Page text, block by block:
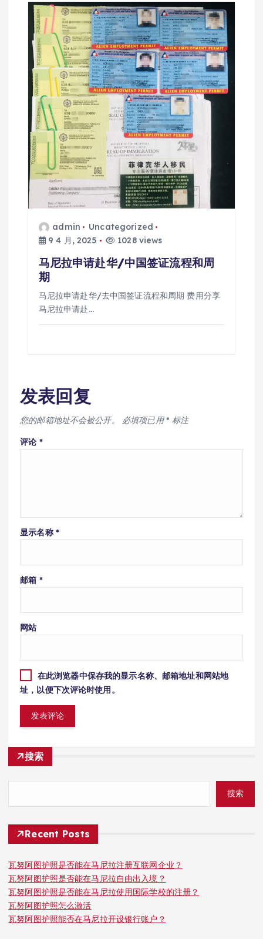
admin
Uncategorized
9 4 月, 2025
1028 views
马尼拉申请赴华/中国签证流程和周
期
马尼拉申请赴华/去中国签证流程和周期 费用分享
马尼拉申请赴…
发表回复
您的邮箱地址不会被公开。 必填项已用* 标注
评论 *
显示名称 *
邮箱 *
网站
在此浏览器中保存我的显示名称、邮箱地址和网站地
址，以便下次评论时使用。
搜索
搜索
Recent Posts
瓦努阿图护照是否能在马尼拉注册互联网企业？
瓦努阿图护照是否能在马尼拉自由出入境？
瓦努阿图护照是否能在马尼拉使用国际学校的注册？
瓦努阿图护照怎么激活
瓦努阿图护照能否在马尼拉开设银行账户？